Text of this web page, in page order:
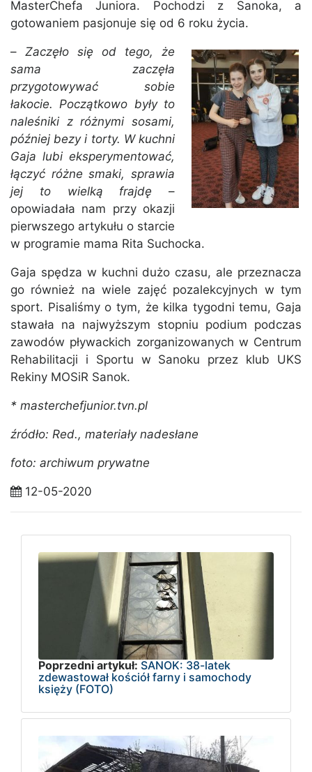
MasterChefa Juniora. Pochodzi z Sanoka, a
gotowaniem pasjonuje się od 6 roku życia.
– Zaczęło się od tego, że
sama zaczęła
przygotowywać sobie
łakocie. Początkowo były to
naleśniki z różnymi sosami,
później bezy i torty. W kuchni
Gaja lubi eksperymentować,
łączyć różne smaki, sprawia
jej to wielką frajdę –
opowiadała nam przy okazji
pierwszego artykułu o starcie
w programie mama Rita Suchocka.
Gaja spędza w kuchni dużo czasu, ale przeznacza
go również na wiele zajęć pozalekcyjnych w tym
sport. Pisaliśmy o tym, że kilka tygodni temu, Gaja
stawała na najwyższym stopniu podium podczas
zawodów pływackich zorganizowanych w Centrum
Rehabilitacji i Sportu w Sanoku przez klub UKS
Rekiny MOSiR Sanok.
* masterchefjunior.tvn.pl
źródło: Red., materiały nadesłane
foto: archiwum prywatne
12-05-2020
Poprzedni artykuł: SANOK: 38-latek
zdewastował kościół farny i samochody
księży (FOTO)